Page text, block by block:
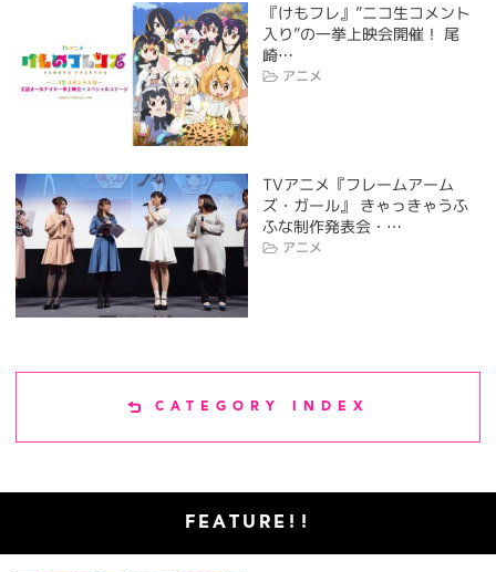
『けもフレ』”ニコ生コメント
入り”の一挙上映会開催！ 尾
崎…
アニメ
TVアニメ『フレームアーム
ズ・ガール』 きゃっきゃうふ
ふな制作発表会・…
アニメ
CATEGORY INDEX
FEATURE!!